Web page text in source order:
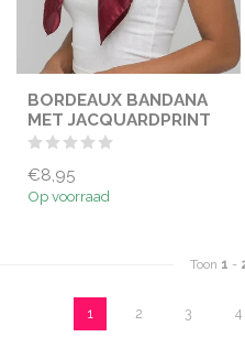
BORDEAUX BANDANA
MET JACQUARDPRINT
€8,95
Op voorraad
Toon 1 -
1 2 3 4